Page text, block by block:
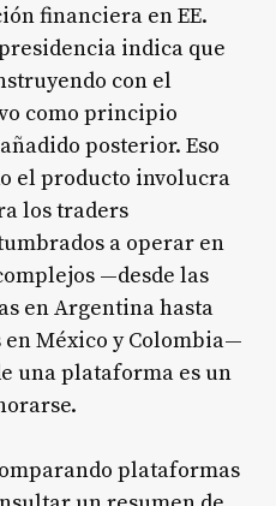
financiera en EE.
indica que
con el
como principio
posterior. Eso
el producto involucra
los traders
a operar en
—desde las
en Argentina hasta
México y Colombia—
una plataforma es un
plataformas